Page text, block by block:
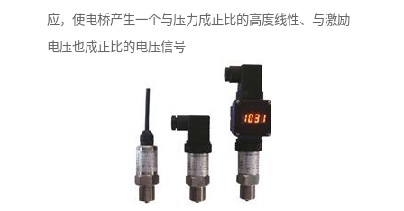
应，使电桥产生一个与压力成正比的高度线性、与激励
电压也成正比的电压信号